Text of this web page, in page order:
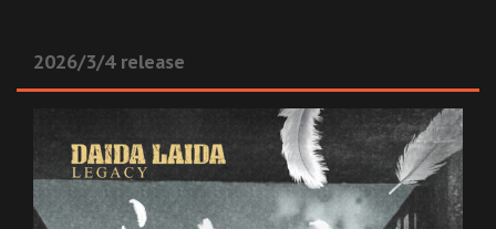
2026/3/4 release